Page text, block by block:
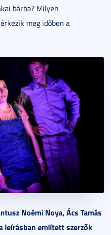
bárba? Milyen
meg időben a
Noémi Noya, Ács Tamás
leírásban említett szerzők